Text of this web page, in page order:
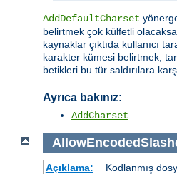
AddDefaultCharset
belirtmek çok külfetli
kaynaklar çıktıda kullanıcı
karakter kümesi belirtmek,
betikleri bu tür saldırılara
Ayrıca bakınız:
AddCharset
Açıklama:
Kodlanmış